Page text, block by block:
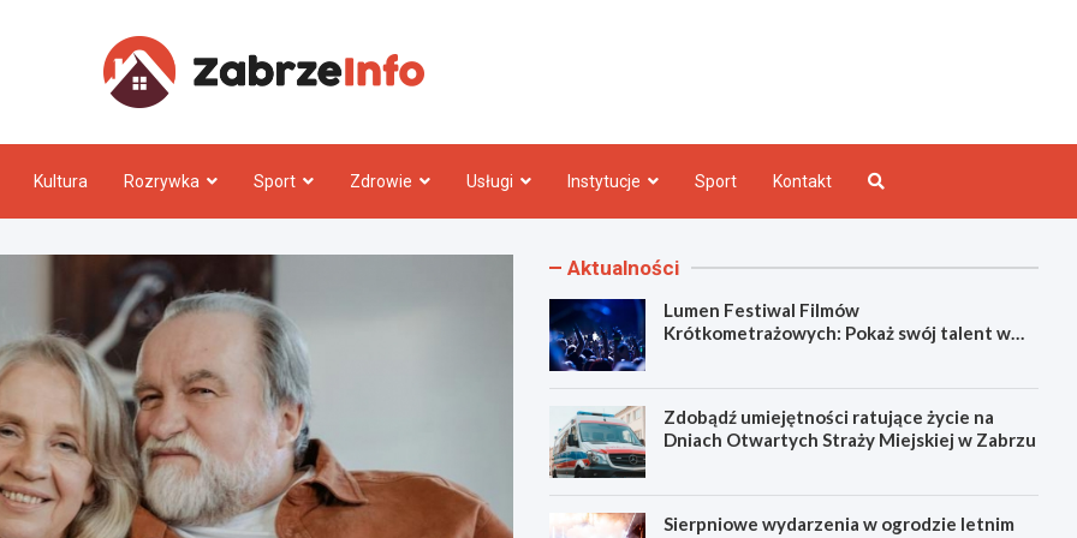
Kultura Rozrywka Sport Zdrowie Usługi Instytucje Sport Kontakt
Aktualności
Lumen Festiwal Filmów
Krótkometrażowych: Pokaż swój talent w
Zdobądź umiejętności ratujące życie na
Dniach Otwartych Straży Miejskiej w Zabrzu
Sierpniowe wydarzenia w ogrodzie letnim